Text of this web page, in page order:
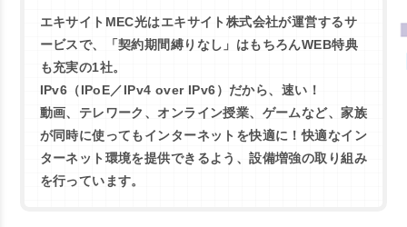
エキサイトMEC光はエキサイト株式会社が運営するサ
ービスで、「契約期間縛りなし」はもちろんWEB特典
も充実の1社。
IPv6（IPoE／IPv4 over IPv6）だから、速い！
動画、テレワーク、オンライン授業、ゲームなど、家族
が同時に使ってもインターネットを快適に！快適なイン
ターネット環境を提供できるよう、設備増強の取り組み
を行っています。